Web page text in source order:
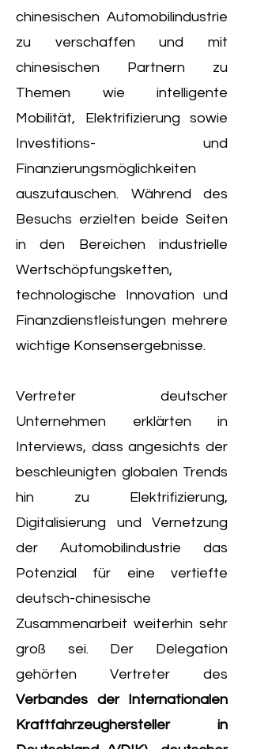
chinesischen Automobilindustrie
zu verschaffen und mit
chinesischen Partnern zu
Themen wie intelligente
Mobilität, Elektrifizierung sowie
Investitions- und
Finanzierungsmöglichkeiten
auszutauschen. Während des
Besuchs erzielten beide Seiten
in den Bereichen industrielle
Wertschöpfungsketten,
technologische Innovation und
Finanzdienstleistungen mehrere
wichtige Konsensergebnisse.
Vertreter deutscher
Unternehmen erklärten in
Interviews, dass angesichts der
beschleunigten globalen Trends
hin zu Elektrifizierung,
Digitalisierung und Vernetzung
der Automobilindustrie das
Potenzial für eine vertiefte
deutsch-chinesische
Zusammenarbeit weiterhin sehr
groß sei. Der Delegation
gehörten Vertreter des
Verbandes der Internationalen
Kraftfahrzeughersteller in